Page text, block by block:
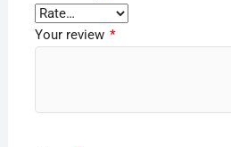
Your review *